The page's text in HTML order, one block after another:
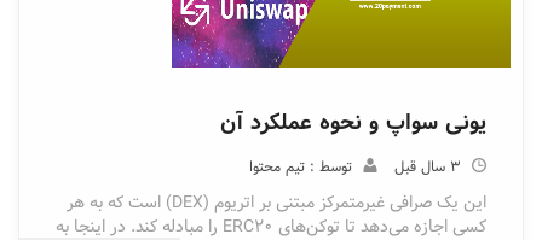
یونی سواپ و نحوه عملکرد آن
3 سال قبل توسط : تیم محتوا
این یک صرافی غیرمتمرکز مبتنی بر اتریوم (DEX) است که به هر
کسی اجازه می‌دهد تا توکن‌های ERC20 را مبادله کند. در اینجا به